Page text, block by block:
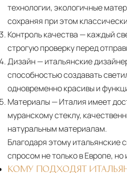
технологии, экологичные
сохраняя при этом
Контроль качества — каждый
строгую проверку перед
Дизайн— итальянские
способностью создавать
одновременно красивы и
Материалы— Италия имеет
муранскому стеклу,
натуральным материалам.
Благодаря этому итальянские
спросом не только в Европе, но
КОМУ ПОДХОДЯТ